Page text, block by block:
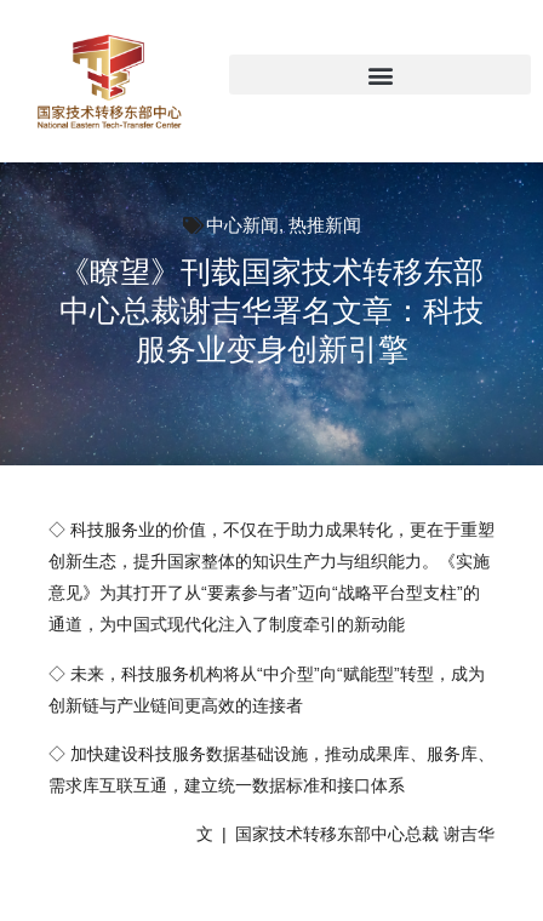
中心新闻,热推新闻
《瞭望》刊载国家技术转移东部
中心总裁谢吉华署名文章：科技
服务业变身创新引擎
◇ 科技服务业的价值，不仅在于助力成果转化，更在于重塑
创新生态，提升国家整体的知识生产力与组织能力。《实施
意见》为其打开了从“要素参与者”迈向“战略平台型支柱”的
通道，为中国式现代化注入了制度牵引的新动能
◇ 未来，科技服务机构将从“中介型”向“赋能型”转型，成为
创新链与产业链间更高效的连接者
◇ 加快建设科技服务数据基础设施 ，推动成果库、服务库、
需求库互联互通，建立统一数据标准和接口体系
文 | 国家技术转移东部中心总裁 谢吉华